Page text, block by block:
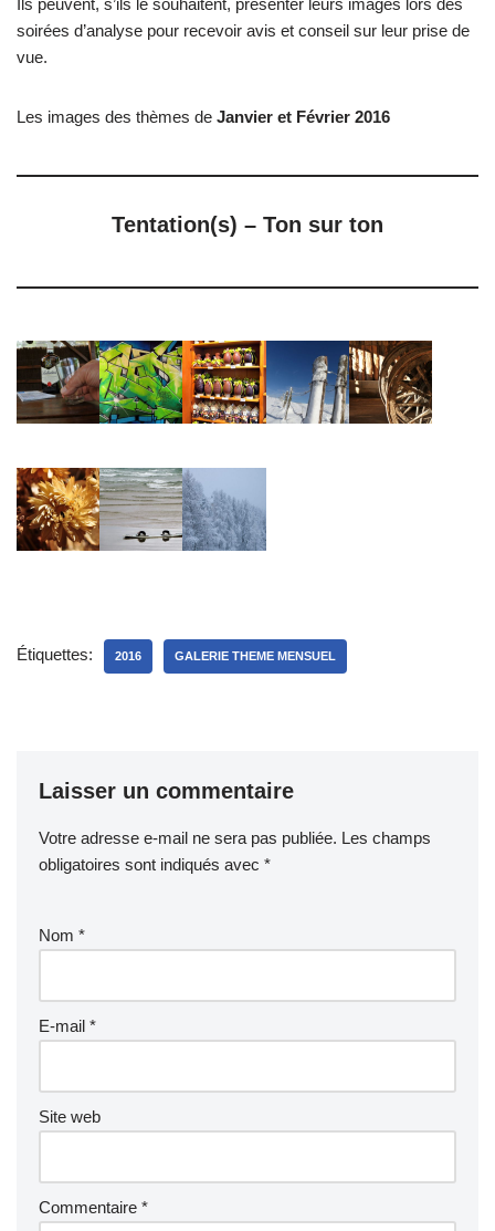
soirées d’analyse pour recevoir avis et conseil sur leur prise de
vue.
Les images des thèmes de Janvier et Février 2016
Tentation(s) – Ton sur ton
Étiquettes: 2016 GALERIE THEME MENSUEL
Laisser un commentaire
Votre adresse e-mail ne sera pas publiée. Les champs
obligatoires sont indiqués avec *
Nom *
E-mail *
Site web
Commentaire *